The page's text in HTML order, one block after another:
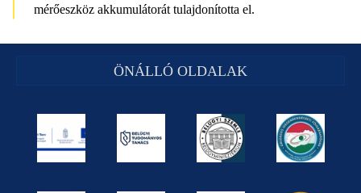
mérőeszköz akkumulátorát tulajdonította el.
ÖNÁLLÓ OLDALAK